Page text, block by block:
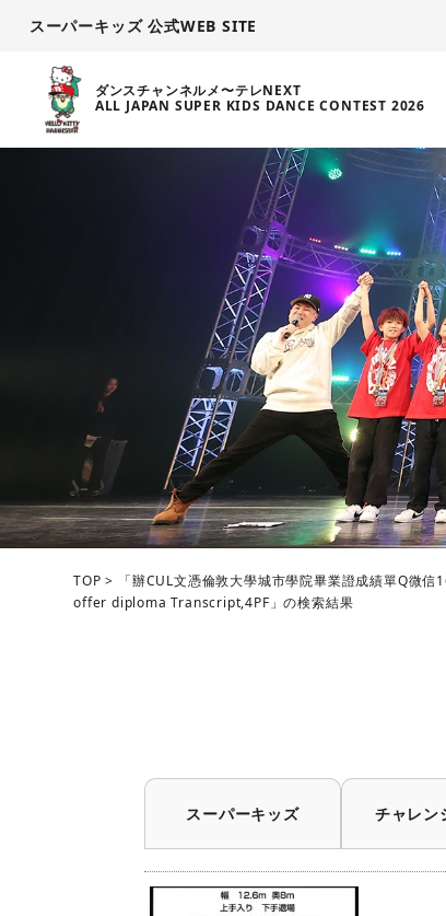
スーパーキッズ 公式WEB SITE
ダンスチャンネルメ〜テレNEXT
ALL JAPAN SUPER KIDS DANCE CONTEST 2026
TOP >
「辦CUL文憑倫敦大學城市學院畢業證成績單Q微
offer diploma Transcript,4PF」の検索結果
スーパーキッズ チャレン